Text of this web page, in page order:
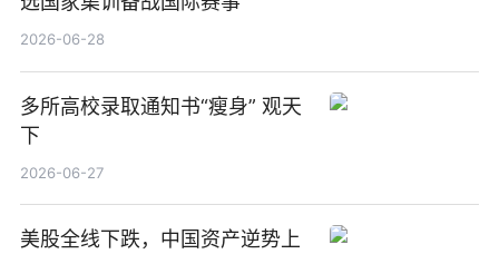
2026-06-28
多所高校录取通知书“瘦身” 观天
下
2026-06-27
美股全线下跌，中国资产逆势上